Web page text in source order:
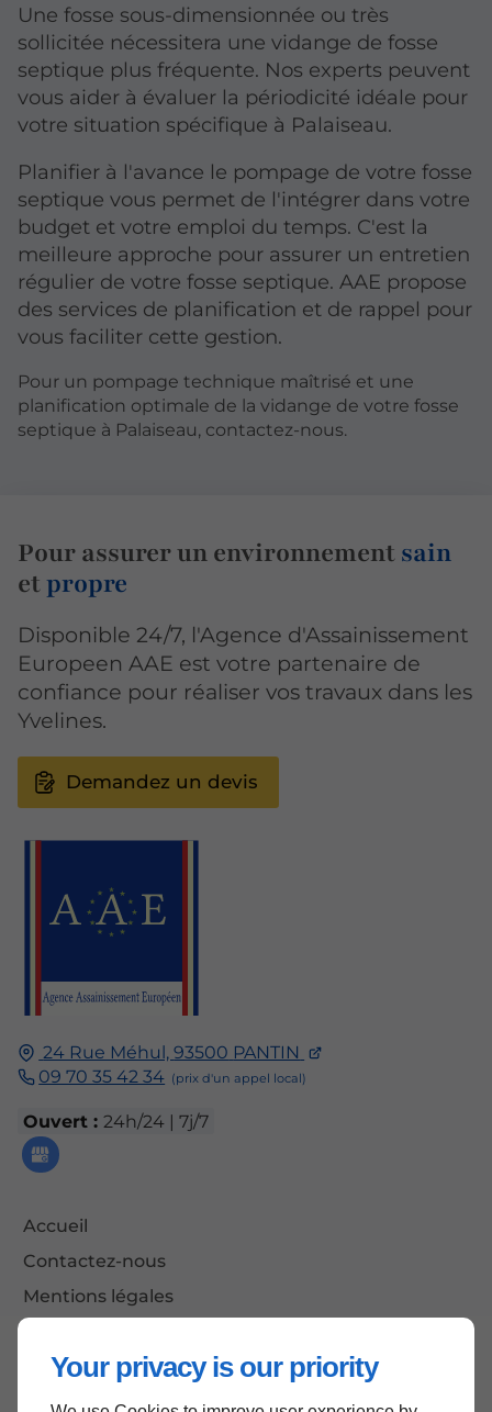
Your privacy is our priority
Une fosse sous-dimensionnée ou très
sollicitée nécessitera une vidange de fosse
septique plus fréquente. Nos experts peuvent
vous aider à évaluer la périodicité idéale pour
votre situation spécifique à Palaiseau.
Planifier à l'avance le pompage de votre fosse
septique vous permet de l'intégrer dans votre
budget et votre emploi du temps. C'est la
meilleure approche pour assurer un entretien
régulier de votre fosse septique. AAE propose
des services de planification et de rappel pour
vous faciliter cette gestion.
Pour un pompage technique maîtrisé et une
planification optimale de la vidange de votre fosse
septique à Palaiseau, contactez-nous.
24 Rue Méhul,93500 PANTIN
09 70 35 42 34
Ouvert : 24h/24 | 7j/7
Accueil
Contactez-nous
Mentions légales
Pour assurer un environnementsain
etpropre
Disponible 24/7, l'Agence d'Assainissement
Europeen AAE est votre partenaire de
confiance pour réaliser vos travaux dans les
Yvelines.
Demandez un devis